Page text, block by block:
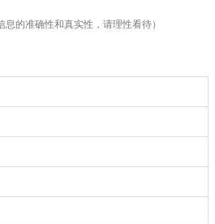
的准确性和真实性，请理性看待）